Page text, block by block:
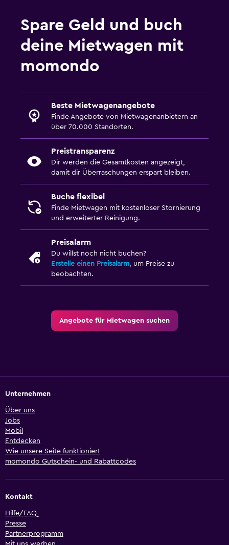
Spare Geld und buch
deine Mietwagen mit
momondo
Beste Mietwagenangebote
Finde Angebote von Mietwagenanbietern an
über 70.000 Standorten.
Preistransparenz
Dir werden die Gesamtkosten angezeigt,
damit dir Überraschungen erspart bleiben.
Buche flexibel
Finde Mietwagen mit kostenloser Stornierung
und erweiterter Reinigung.
Preisalarm
Du willst noch nicht buchen?
Erstelle einen Preisalarm, um Preise zu
beobachten.
Angebote für Mietwagen suchen
Unternehmen
Über uns
Jobs
Mobil
Entdecken
Wie unsere Seite funktioniert
momondo Gutschein- und Rabattcodes
Kontakt
Hilfe/FAQ
Presse
Partnerprogramm